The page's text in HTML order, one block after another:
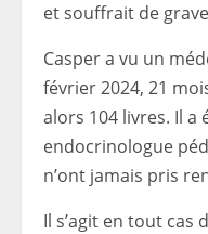
et souffrait de
Casper a vu un
février 2024, 21
alors 104 livres. Il a
endocrinologue
n’ont jamais pris
Il s’agit en tout cas